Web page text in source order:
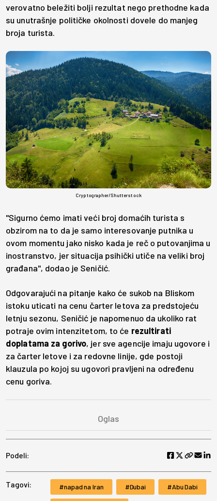
verovatno beležiti bolji rezultat nego prethodne kada
su unutrašnje političke okolnosti dovele do manjeg
broja turista.
Cryptographer/Shutterstock
"Sigurno ćemo imati veći broj domaćih turista s
obzirom na to da je samo interesovanje putnika u
ovom momentu jako nisko kada je reč o putovanjima u
inostranstvo, jer situacija psihički utiče na veliki broj
građana", dodao je Seničić.
Odgovarajući na pitanje kako će sukob na Bliskom
istoku uticati na cenu čarter letova za predstojeću
letnju sezonu, Seničić je napomenuo da ukoliko rat
potraje ovim intenzitetom, to će rezultirati
doplatama za gorivo, jer sve agencije imaju ugovore i
za čarter letove i za redovne linije, gde postoji
klauzula po kojoj su ugovori pravljeni na određenu
cenu goriva.
Podeli:
Tagovi: napad na Iran Dubai Abu Dabi